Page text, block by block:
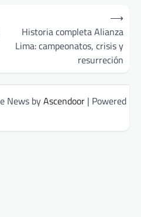
Historia completa Alianza
Lima: campeonatos, crisis y
resurreción
⟶
News byAscendoor | Powered